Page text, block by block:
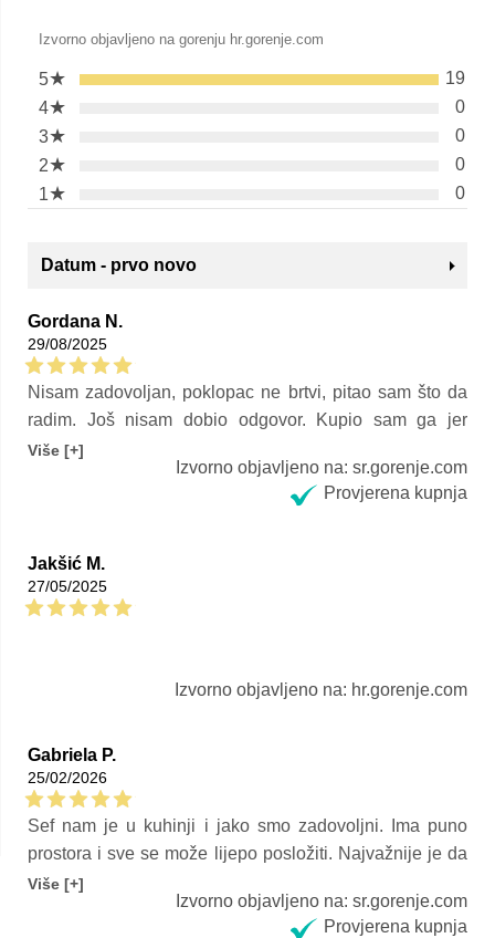
Izvorno objavljeno na gorenju hr.gorenje.com
5★
19
4★
0
3★
0
2★
0
1★ 0
Datum - prvo novo
Gordana N.
29/08/2025
Nisam zadovoljan, poklopac ne brtvi, pitao sam što da
radim. Još nisam dobio odgovor. Kupio sam ga jer
uvijek imam povjerenja u gorenje i do sada nisam imao
loše iskustvo. Mislim da je to tvornička greška i da bi ga
proizvođač trebao zamijeniti novim ispravnim uređajem.
Više [+]
Izvorno objavljeno na: sr.gorenje.com
Provjerena kupnja
Jakšić M.
27/05/2025
Izvorno objavljeno na: hr.gorenje.com
Gabriela P.
25/02/2026
Sef nam je u kuhinji i jako smo zadovoljni. Ima puno
prostora i sve se može lijepo posložiti. Najvažnije je da
je izuzetno tih, uopće ga se ne čuje. Dobro zamrzava i
pouzdan je za svakodnevnu upotrebu. Preporučujem
Više [+]
Izvorno objavljeno na: sr.gorenje.com
Provjerena kupnja